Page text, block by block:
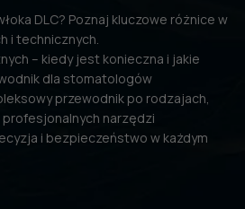
DLC? Poznaj kluczowe różnice w
i technicznych.
– kiedy jest konieczna i jakie
dla stomatologów
przewodnik po rodzajach,
narzędzi
i bezpieczeństwo w każdym